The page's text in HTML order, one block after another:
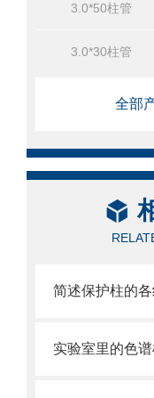
3.0*50柱管
3.0*30柱管
全部
简述保护柱的